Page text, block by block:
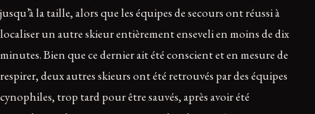
jusqu’à la taille, alors que les équipes de secours ont réussi à
localiser un autre skieur entièrement enseveli en moins de dix
minutes. Bien que ce dernier ait été conscient et en mesure de
respirer, deux autres skieurs ont été retrouvés par des équipes
cynophiles, trop tard pour être sauvés, après avoir été